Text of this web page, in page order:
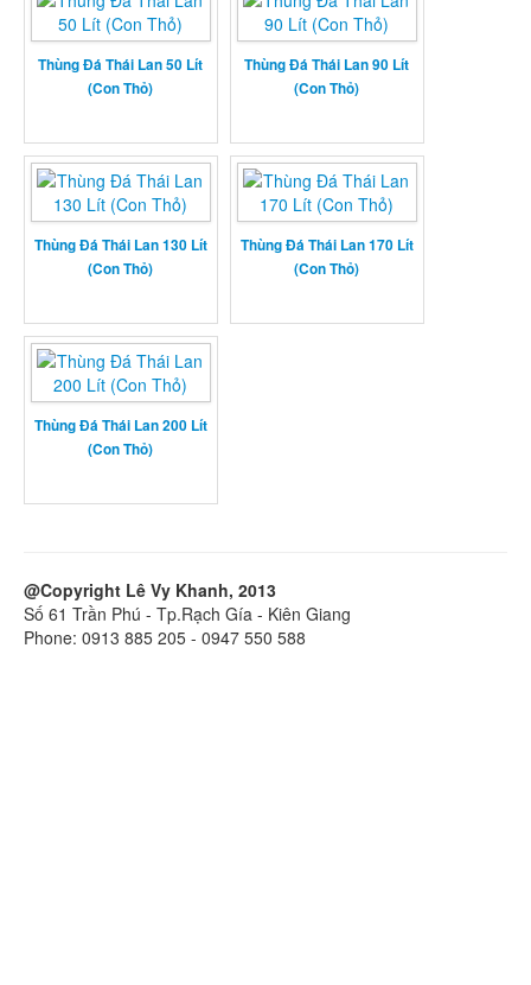
Thùng Đá Thái Lan 50 Lít
(Con Thỏ)
Thùng Đá Thái Lan 90 Lít
(Con Thỏ)
Thùng Đá Thái Lan 130 Lít
(Con Thỏ)
Thùng Đá Thái Lan 170 Lít
(Con Thỏ)
Thùng Đá Thái Lan 200 Lít
(Con Thỏ)
@Copyright Lê Vy Khanh, 2013
Số 61 Trần Phú - Tp.Rạch Gía - Kiên Giang
Phone: 0913 885 205 - 0947 550 588